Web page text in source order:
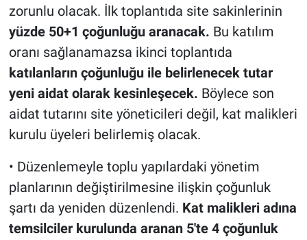
zorunlu olacak. İlk toplantıda site sakinlerinin
yüzde 50+1 çoğunluğu aranacak. Bu katılım
oranı sağlanamazsa ikinci toplantıda
katılanların çoğunluğu ile belirlenecek tutar
yeni aidat olarak kesinleşecek. Böylece son
aidat tutarını site yöneticileri değil, kat malikleri
kurulu üyeleri belirlemiş olacak.
• Düzenlemeyle toplu yapılardaki yönetim
planlarının değiştirilmesine ilişkin çoğunluk
şartı da yeniden düzenlendi. Kat malikleri adına
temsilciler kurulunda aranan 5'te 4 çoğunluk